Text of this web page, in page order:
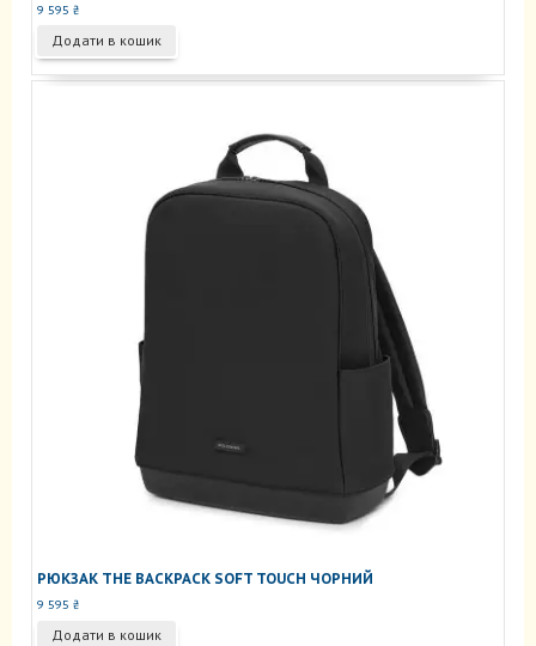
9 595 ₴
Додати в кошик
РЮКЗАК THE BACKPACK SOFT TOUCH ЧОРНИЙ
9 595 ₴
Додати в кошик